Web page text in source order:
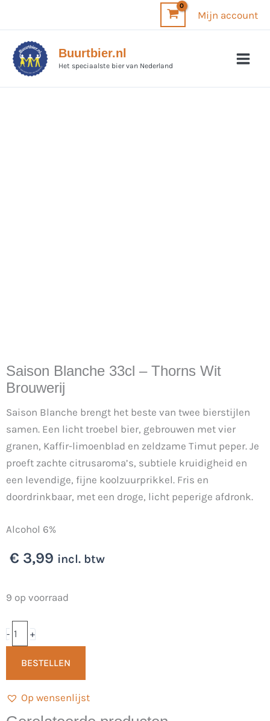
inhoud
Mijn account
Buurtbier.nl
Het speciaalste bier van Nederland
Saison Blanche 33cl – Thorns Wit
Brouwerij
Saison Blanche brengt het beste van twee bierstijlen
samen. Een licht troebel bier, gebrouwen met vier
granen, Kaffir-limoenblad en zeldzame Timut peper. Je
proeft zachte citrusaroma’s, subtiele kruidigheid en
een levendige, fijne koolzuurprikkel. Fris en
doordrinkbaar, met een droge, licht peperige afdronk.
Alcohol 6%
€ 3,99 incl. btw
9 op voorraad
-
Saison
33cl
-
Thorns
Wit
Brouwerij
aantal
+
BESTELLEN
Op wensenlijst